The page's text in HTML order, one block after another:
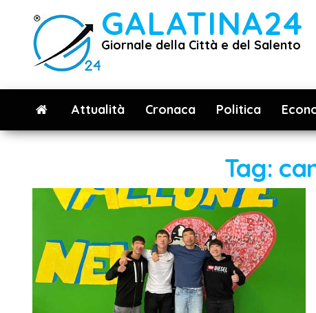
contenuto
GALATINA24
Giornale della Città e del Salento
Attualità Cronaca Politica
Tag: